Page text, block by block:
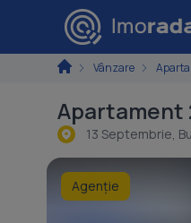
Vânzare
Apartament
13 Septembrie,
Agenție